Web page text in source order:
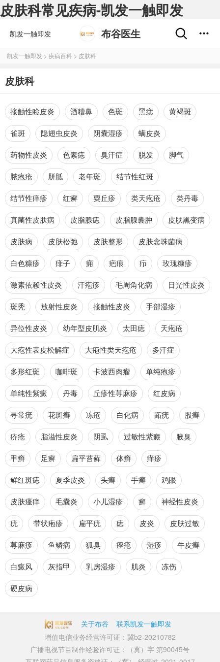
皮肤科常见疾病-凯发一触即发
凯发一触即发 布谷医生
凯发一触即发 > 疾病百科 > 皮肤科
皮肤科
接触性睑皮炎 酒糟鼻 色斑 黑痣 黄褐斑
雀斑 隐翅虫皮炎 阴囊湿疹 螨皮炎
药物性皮炎 色素痣 臭汗症 脱发 脚气
脓疱疮 胼胝 老年斑 结节性红斑
结节性痒疹 红癣 粟丘疹 类天疱疮 类丹毒
真菌性皮肤病 皮脂腺痣 皮脂腺囊肿 皮肤黑变病
皮肤病 皮肤松弛 皮肤整形 皮肤念珠菌病
白色糠疹 痱子 痈 疤痕 疖 玫瑰糠疹
激素依赖性皮炎 汗疱疹 毛周角化病 日光性皮炎
斑秃 放射性皮炎 接触性皮炎 手部湿疹
异位性皮炎 幼年型皮肌炎 太田痣 天疱疮
大疱性表皮松解症 大疱性类天疱疮 多汗症
多形红斑 咖啡斑 卡波西肉瘤 单纯疱疹
单纯性紫癜 丹毒 丘疹性荨麻疹 红皮病
寻常疣 花斑癣 冻疮 白化病 跖疣 股癣
疥疮 脂溢性皮炎 阴虱 过敏性紫癜 腋臭
甲癣 足癣 扁平苔藓 体癣 痒疹
鲜红斑痣 夏季皮炎 头癣 手癣 鸡眼
皮肤瘙痒 毛囊炎 小儿湿疹 癣 神经性皮炎
疣 带状疱疹 扁平疣 痣 皮炎 皮肤过敏
荨麻疹 鱼鳞病 狐臭 痤疮 湿疹 牛皮癣
白癜风 灰指甲 乳房湿疹 肌炎 冻伤
硬皮病
关于布谷
联系凯发一触即发
增值电信业务经营许可证：冀b2-20210782
广播电视节目制作经验许可证：（冀）字 第90045号